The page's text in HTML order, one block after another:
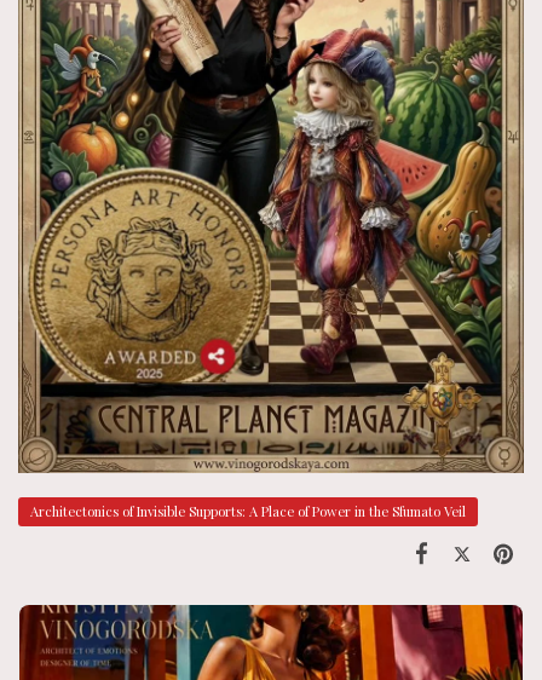
Architectonics of Invisible Supports: A Place of Power in the Sfumato Veil